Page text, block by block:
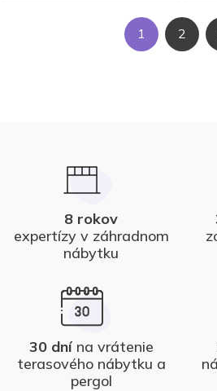
1 2
8 rokov
expertízy v záhradnom
nábytku
30 dnína vrátenie
terasového nábytku a
pergol